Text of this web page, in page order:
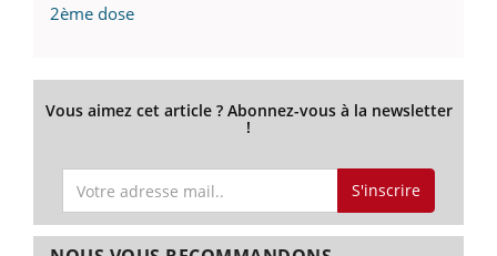
2ème dose
Vous aimez cet article ? Abonnez-vous à la newsletter
!
S'inscrire